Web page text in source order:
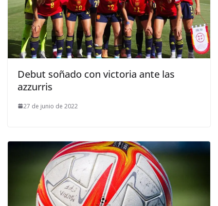
Debut soñado con victoria ante las
azzurris
27 de junio de 2022